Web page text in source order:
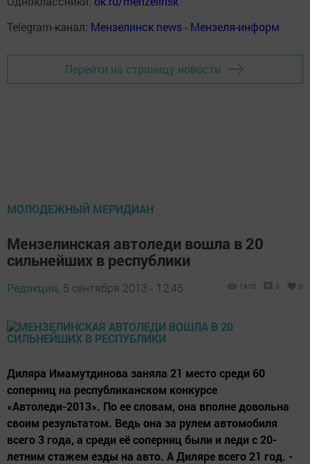
Telegram-канал: Мензелинск news - Мензеля-информ
Перейти на страницу новости
МОЛОДЕЖНЫЙ МЕРИДИАН
Мензелинская автоледи вошла в 20
сильнейших в республики
Редакция, 5 сентября 2013 - 12:45 1910 0 0
Диляра Имамутдинова заняла 21 место среди 60
соперниц на республиканском конкурсе
«Автоледи-2013». По ее словам, она вполне довольна
своим результатом. Ведь она за рулем автомобиля
всего 3 года, а среди её соперниц были и леди с 20-
летним стажем езды на авто. А Диляре всего 21 год. -